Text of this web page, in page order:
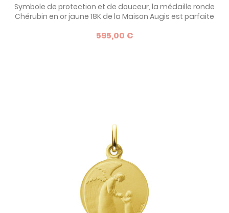
Symbole de protection et de douceur, la médaille ronde
Chérubin en or jaune 18K de la Maison Augis est parfaite
finition satinée diamantée en font un bijou raffiné et
595,00 €